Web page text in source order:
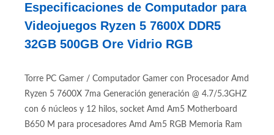
Especificaciones de Computador para
Videojuegos Ryzen 5 7600X DDR5
32GB 500GB Ore Vidrio RGB
Torre PC Gamer / Computador Gamer con Procesador Amd
Ryzen 5 7600X 7ma Generación generación @ 4.7/5.3GHZ
con 6 núcleos y 12 hilos, socket Amd Am5 Motherboard
B650 M para procesadores Amd Am5 RGB Memoria Ram